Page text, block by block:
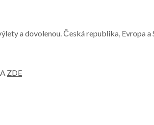
a dovolenou. Česká republika, Evropa a
ZDE